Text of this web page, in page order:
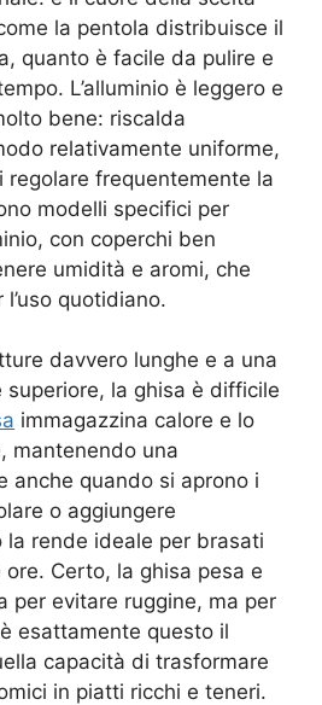
la pentola distribuisce il
quanto è facile da pulire e
L’alluminio è leggero e
bene: riscalda
relativamente uniforme,
regolare frequentemente la
modelli specifici per
con coperchi ben
umidità e aromi, che
quotidiano.
davvero lunghe e a una
superiore, la ghisa è difficile
immagazzina calore e lo
mantenendo una
anche quando si aprono i
o aggiungere
la rende ideale per brasati
Certo, la ghisa pesa e
per evitare ruggine, ma per
esattamente questo il
capacità di trasformare
in piatti ricchi e teneri.